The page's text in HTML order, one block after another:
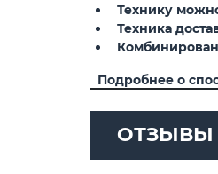
Технику
Техника
Подробнее о
ОТЗЫВЫ